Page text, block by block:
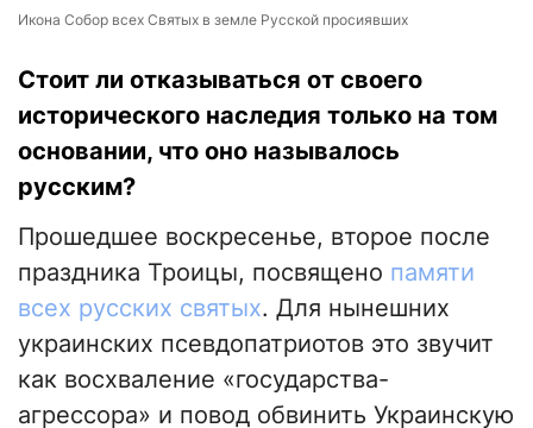
Икона Собор всех Святых в земле Русской просиявших
Стоит ли отказываться от своего
исторического наследия только на том
основании, что оно называлось
русским?
Прошедшее воскресенье, второе после
праздника Троицы, посвящено памяти
всех русских святых. Для нынешних
украинских псевдопатриотов это звучит
как восхваление «государства-
агрессора» и повод обвинить Украинскую